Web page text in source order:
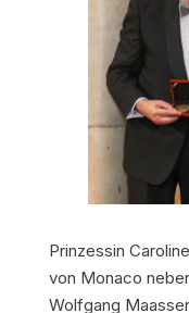
Prinzessin
von Monaco
Wolfgang